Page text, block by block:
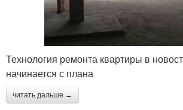
Технология ремонта квартиры в
начинается с плана
читать дальше →